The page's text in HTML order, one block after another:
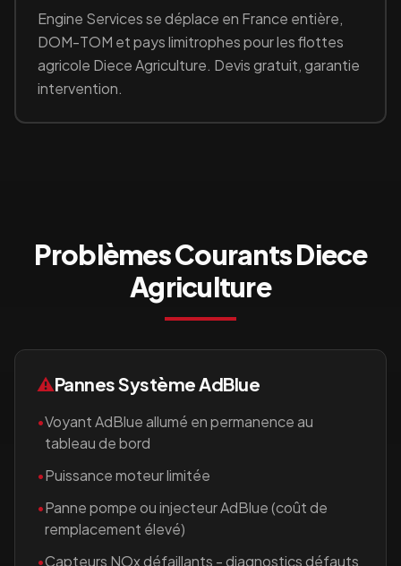
Engine Services se déplace en France entière,
DOM-TOM et pays limitrophes pour les flottes
agricole Diece Agriculture. Devis gratuit, garantie
intervention.
Problèmes CourantsDiece
Agriculture
⚠️Pannes Système AdBlue
•Voyant AdBlue allumé en permanence au
tableau de bord
•Puissance moteur limitée
•Panne pompe ou injecteur AdBlue (coût de
remplacement élevé)
•Capteurs NOx défaillants - diagnostics défauts